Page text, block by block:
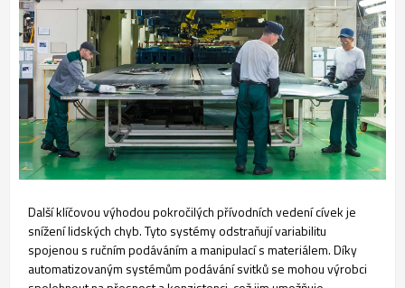
Další klíčovou výhodou pokročilých přívodních vedení cívek je
snížení lidských chyb. Tyto systémy odstraňují variabilitu
spojenou s ručním podáváním a manipulací s materiálem. Díky
automatizovaným systémům podávání svitků se mohou výrobci